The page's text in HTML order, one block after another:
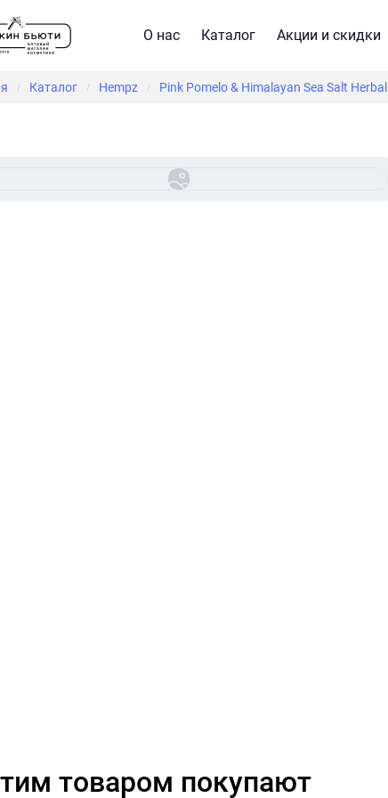
О нас Каталог Акции и скидки
/ Каталог / Hempz / Pink Pomelo & Himalayan Sea Salt
этим товаром покупают